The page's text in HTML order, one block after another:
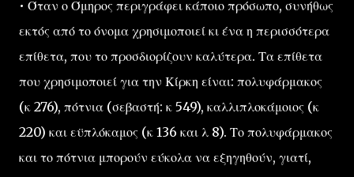
• Όταν ο Όμηρος περιγράφει κάποιο πρόσωπο, συνήθως
εκτός από το όνομα χρησιμοποιεί κι ένα η περισσότερα
επίθετα, που το προσδιορίζουν καλύτερα. Τα επίθετα
που χρησιμοποιεί για την Κίρκη είναι: πολυφάρμακος
(κ 276), πότνια (σεβαστή: κ 549), καλλιπλοκάμοιος (κ
220) και εϋπλόκαμος (κ 136 και λ 8). Το πολυφάρμακος
και το πότνια μπορούν εύκολα να εξηγηθούν, γιατί,